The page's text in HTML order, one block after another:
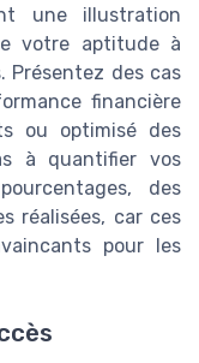
une illustration
votre aptitude à
Présentez des cas
financière
ou optimisé des
à quantifier vos
des
réalisées, car ces
pour les